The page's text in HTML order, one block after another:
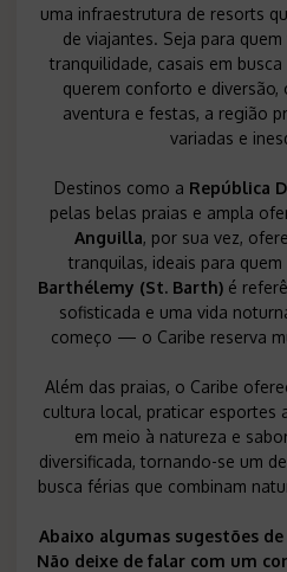
uma infraestrutura de resorts
de viajantes. Seja para
tranquilidade, casais em
querem conforto e diversão,
aventura e festas, a região
variadas e
Destinos como a República
pelas belas praias e ampla
Anguilla, por sua vez,
tranquilas, ideais para quem
Barthélemy (St. Barth) é
sofisticada e uma vida
começo — o Caribe reserva
Além das praias, o Caribe
cultura local, praticar esportes
em meio à natureza e
diversificada, tornando-se um
busca férias que combinam
Abaixo algumas sugestões
Não deixe de falar com um